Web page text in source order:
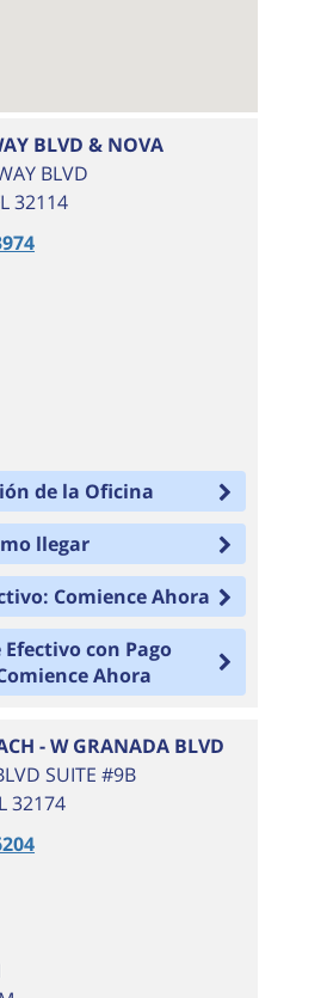
BLVD & NOVA
BLVD
32114
de la Oficina
llegar
Comience Ahora
con Pago
Ahora
- W GRANADA BLVD
SUITE #9B
32174